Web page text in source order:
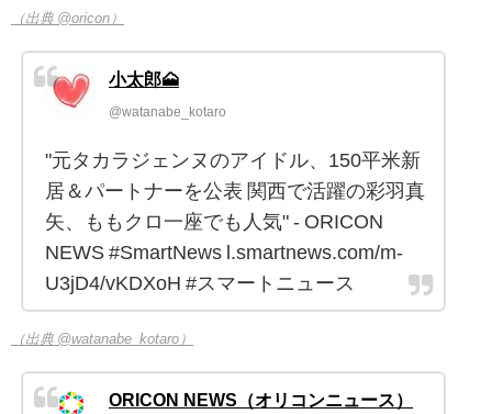
（出典 @oricon）
小太郎🗻
@watanabe_kotaro
"元タカラジェンヌのアイドル、150平米新
居＆パートナーを公表 関西で活躍の彩羽真
矢、ももクロ一座でも人気" - ORICON
NEWS #SmartNews l.smartnews.com/m-
U3jD4/vKDXoH #スマートニュース
（出典 @watanabe_kotaro）
ORICON NEWS（オリコンニュース）